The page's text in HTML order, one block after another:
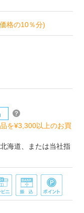
格の10％分)
を¥3,300以上のお買
海道、または当社指